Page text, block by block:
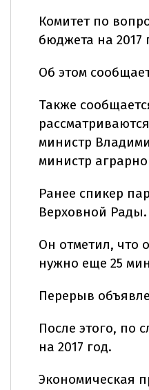
Комитет по
бюджета на 2017
Об этом
Также
министр
министр
Ранее спикер
Верховной Рады.
Он отметил, что
нужно еще 25
Перерыв
После этого, по
на 2017 год.
Экономическая